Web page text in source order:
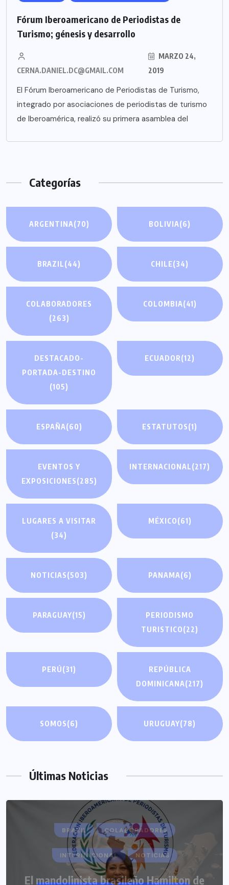
Fórum Iberoamericano de Periodistas de
Turismo; génesis y desarrollo
CERNA.DANIEL.DC@GMAIL.COM
MARZO 24,
2019
El Fórum Iberoamericano de Periodistas de Turismo,
integrado por asociaciones de periodistas de turismo
de Iberoamérica, realizó su primera asamblea del
Categorías
ARGENTINA(70) BOLIVIA(6)
BRAZIL(44) CHILE(34)
COLABORADORES
(263)
COLOMBIA(41)
DESTACADO-
PORTADA-DESTINO
(105)
ECUADOR(12)
ESPAÑA(60) ESTATUTOS(1)
EVENTOS Y
EXPOSICIONES(285)
INTERNACIONAL(217)
LUGARES A VISITAR
(34)
MÉXICO(61)
NOTICIAS(503) PANAMA(6)
PARAGUAY(15)
PERIODISMO
TURISTICO(22)
PERÚ(31)
REPÚBLICA
DOMINICANA(217)
SOMOS(6) URUGUAY(78)
Últimas Noticias